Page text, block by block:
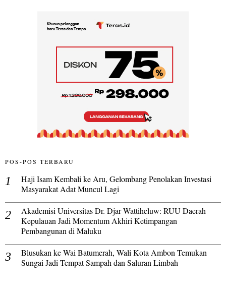
POS-POS TERBARU
Haji Isam Kembali ke Aru, Gelombang Penolakan Investasi
Masyarakat Adat Muncul Lagi
Akademisi Universitas Dr. Djar Wattiheluw: RUU Daerah
Kepulauan Jadi Momentum Akhiri Ketimpangan
Pembangunan di Maluku
Blusukan ke Wai Batumerah, Wali Kota Ambon Temukan
Sungai Jadi Tempat Sampah dan Saluran Limbah